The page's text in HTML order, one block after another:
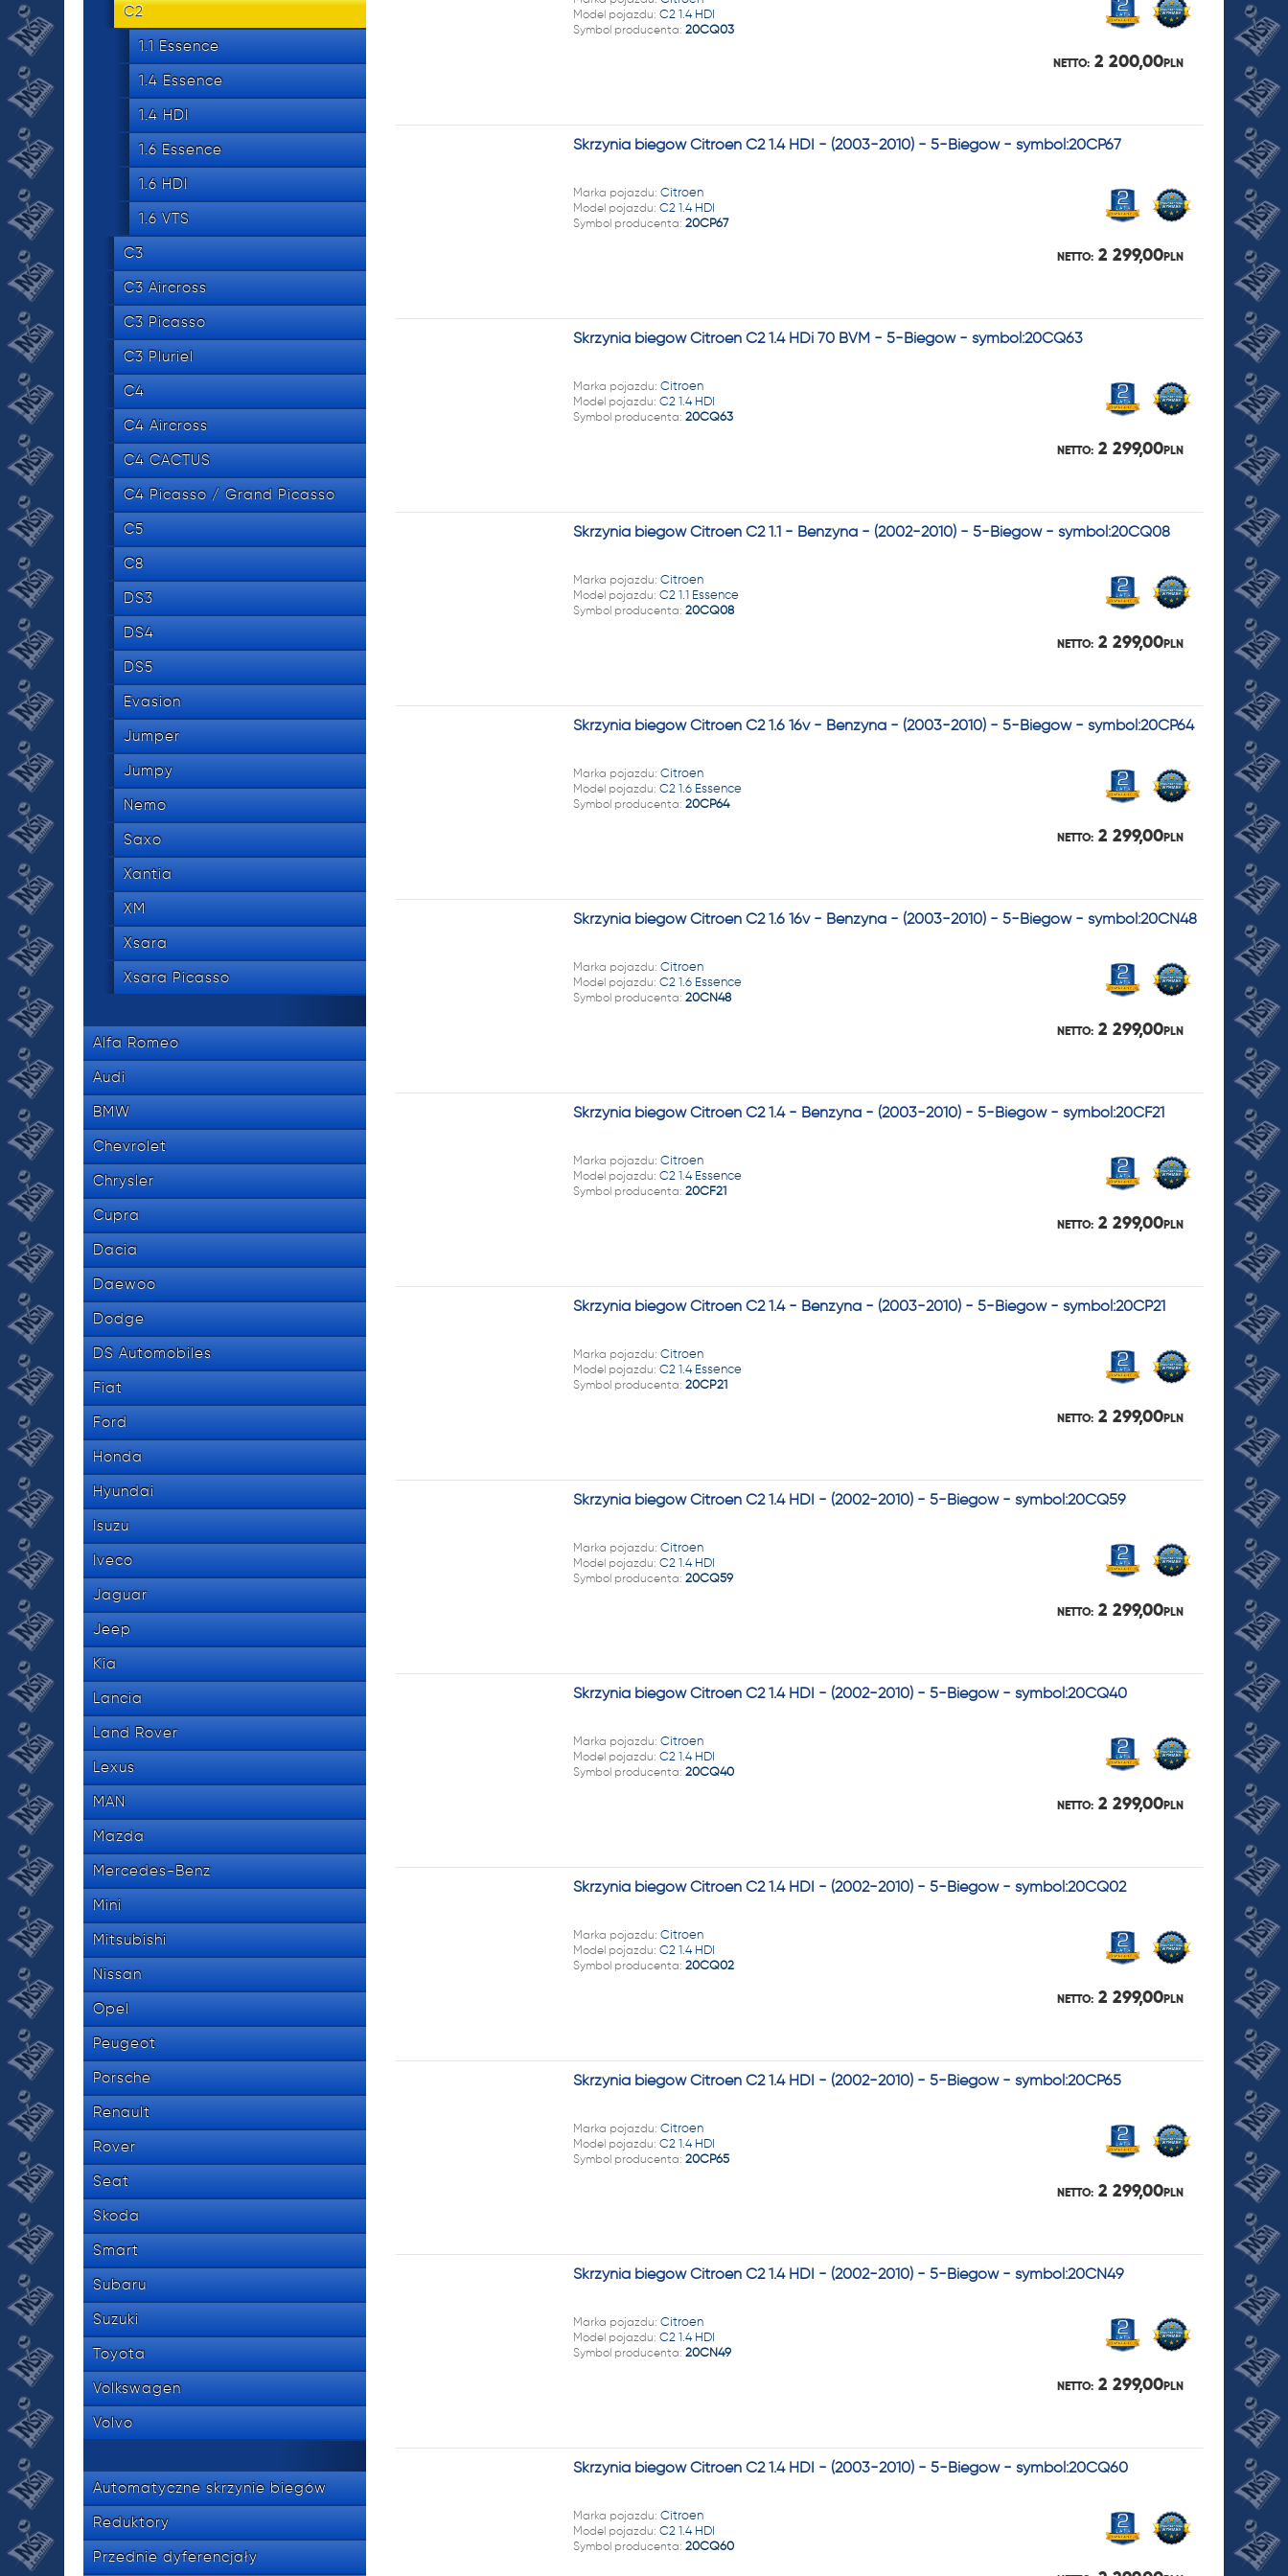
tel.
C2
1.1 Essence
1.4 Essence
1.4 HDI
1.6 Essence
1.6 HDI
1.6 VTS
C3
C3 Aircross
C3 Picasso
C3 Pluriel
C4
C4 Aircross
C4 CACTUS
C4 Picasso / Grand Picasso
C5
C8
DS3
DS4
DS5
Evasion
Jumper
Jumpy
Nemo
Saxo
Xantia
XM
Xsara
Xsara Picasso
Alfa Romeo
Audi
BMW
Chevrolet
Chrysler
Cupra
Dacia
Daewoo
Dodge
DS Automobiles
Fiat
Ford
Honda
Hyundai
Isuzu
Iveco
Jaguar
Jeep
Kia
Lancia
Land Rover
Lexus
MAN
Mazda
Mercedes-Benz
Mini
Mitsubishi
Nissan
Opel
Peugeot
Porsche
Renault
Rover
Seat
Skoda
Smart
Subaru
Suzuki
Toyota
Volkswagen
Volvo
Automatyczne skrzynie biegów
Reduktory
Przednie dyferencjały
Model pojazdu: C2 1.4 HDI
Symbol producenta: 20CQ03
NETTO: 2 200,00PLN
Skrzynia biegów Citroen C2 1.4 HDI - (2003-2010) - 5-Biegów - symbol:20CP67
Marka pojazdu: Citroen
Model pojazdu: C2 1.4 HDI
Symbol producenta: 20CP67
NETTO: 2 299,00PLN
Skrzynia biegów Citroen C2 1.4 HDi 70 BVM - 5-Biegów - symbol:20CQ63
Marka pojazdu: Citroen
Model pojazdu: C2 1.4 HDI
Symbol producenta: 20CQ63
NETTO: 2 299,00PLN
Skrzynia biegów Citroen C2 1.1 - Benzyna - (2002-2010) - 5-Biegów - symbol:20CQ08
Marka pojazdu: Citroen
Model pojazdu: C2 1.1 Essence
Symbol producenta: 20CQ08
NETTO: 2 299,00PLN
Skrzynia biegów Citroen C2 1.6 16v - Benzyna - (2003-2010) - 5-Biegów - symbol:20CP64
Marka pojazdu: Citroen
Model pojazdu: C2 1.6 Essence
Symbol producenta: 20CP64
NETTO: 2 299,00PLN
Skrzynia biegów Citroen C2 1.6 16v - Benzyna - (2003-2010) - 5-Biegów - symbol:20CN48
Marka pojazdu: Citroen
Model pojazdu: C2 1.6 Essence
Symbol producenta: 20CN48
NETTO: 2 299,00PLN
Skrzynia biegów Citroen C2 1.4 - Benzyna - (2003-2010) - 5-Biegów - symbol:20CF21
Marka pojazdu: Citroen
Model pojazdu: C2 1.4 Essence
Symbol producenta: 20CF21
NETTO: 2 299,00PLN
Skrzynia biegów Citroen C2 1.4 - Benzyna - (2003-2010) - 5-Biegów - symbol:20CP21
Marka pojazdu: Citroen
Model pojazdu: C2 1.4 Essence
Symbol producenta: 20CP21
NETTO: 2 299,00PLN
Skrzynia biegów Citroen C2 1.4 HDI - (2002-2010) - 5-Biegów - symbol:20CQ59
Marka pojazdu: Citroen
Model pojazdu: C2 1.4 HDI
Symbol producenta: 20CQ59
NETTO: 2 299,00PLN
Skrzynia biegów Citroen C2 1.4 HDI - (2002-2010) - 5-Biegów - symbol:20CQ40
Marka pojazdu: Citroen
Model pojazdu: C2 1.4 HDI
Symbol producenta: 20CQ40
NETTO: 2 299,00PLN
Skrzynia biegów Citroen C2 1.4 HDI - (2002-2010) - 5-Biegów - symbol:20CQ02
Marka pojazdu: Citroen
Model pojazdu: C2 1.4 HDI
Symbol producenta: 20CQ02
NETTO: 2 299,00PLN
Skrzynia biegów Citroen C2 1.4 HDI - (2002-2010) - 5-Biegów - symbol:20CP65
Marka pojazdu: Citroen
Model pojazdu: C2 1.4 HDI
Symbol producenta: 20CP65
NETTO: 2 299,00PLN
Skrzynia biegów Citroen C2 1.4 HDI - (2002-2010) - 5-Biegów - symbol:20CN49
Marka pojazdu: Citroen
Model pojazdu: C2 1.4 HDI
Symbol producenta: 20CN49
NETTO: 2 299,00PLN
Skrzynia biegów Citroen C2 1.4 HDI - (2003-2010) - 5-Biegów - symbol:20CQ60
Marka pojazdu: Citroen
Model pojazdu: C2 1.4 HDI
Symbol producenta: 20CQ60